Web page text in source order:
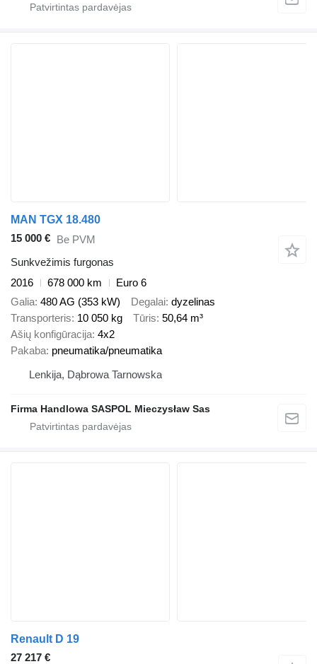
MAN TGX 18.480
15 000 € Be PVM
Sunkvežimis furgonas
2016
678 000 km
Euro 6
Galia 480 AG (353 kW) Degalai dyzelinas
Transporteris 10 050 kg Tūris 50,64 m³
Ašių konfigūracija 4x2
Pakaba pneumatika/pneumatika
Lenkija, Dąbrowa Tarnowska
Firma Handlowa SASPOL Mieczysław Sas
Renault D 19
27 217 €